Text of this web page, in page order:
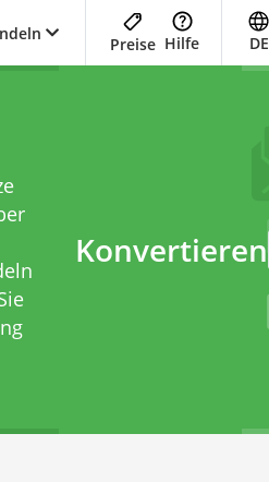
Preise Hilfe DE
Konvertieren